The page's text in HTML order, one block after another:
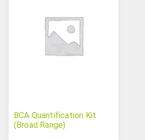
BCA Quantification Kit
(Broad Range)